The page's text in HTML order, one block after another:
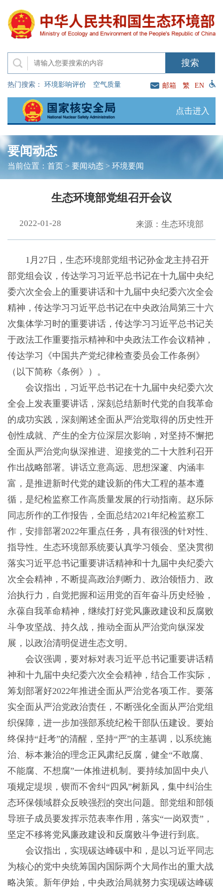
热门搜索： 环境影响评价 空气质量 邮箱 繁 EN
点击进入
要闻动态
当前位置： 首页> 要闻动态 > 环境要闻
生态环境部党组召开会议
2022-01-28 来源：生态环境部
1月27日，生态环境部党组书记孙金龙主持召开
部党组会议，传达学习习近平总书记在十九届中央纪
委六次全会上的重要讲话和十九届中央纪委六次全会
精神，传达学习习近平总书记在中央政治局第三十六
次集体学习时的重要讲话，传达学习习近平总书记关
于政法工作重要指示精神和中央政法工作会议精神，
传达学习《中国共产党纪律检查委员会工作条例》
（以下简称《条例》）。
会议指出，习近平总书记在十九届中央纪委六次
全会上发表重要讲话，深刻总结新时代党的自我革命
的成功实践，深刻阐述全面从严治党取得的历史性开
创性成就、产生的全方位深层次影响，对坚持不懈把
全面从严治党向纵深推进、迎接党的二十大胜利召开
作出战略部署。讲话立意高远、思想深邃、内涵丰
富，是推进新时代党的建设新的伟大工程的基本遵
循，是纪检监察工作高质量发展的行动指南。赵乐际
同志所作的工作报告，全面总结2021年纪检监察工
作，安排部署2022年重点任务，具有很强的针对性、
指导性。生态环境部系统要认真学习领会、坚决贯彻
落实习近平总书记重要讲话精神和十九届中央纪委六
次全会精神，不断提高政治判断力、政治领悟力、政
治执行力，自觉把握和运用党的百年奋斗历史经验，
永葆自我革命精神，继续打好党风廉政建设和反腐败
斗争攻坚战、持久战，推动全面从严治党向纵深发
展，以政治清明促进生态文明。
会议强调，要对标对表习近平总书记重要讲话精
神和十九届中央纪委六次全会精神，结合工作实际，
筹划部署好2022年推进全面从严治党各项工作。要落
实全面从严治党政治责任，不断强化全面从严治党组
织保障，进一步加强部系统纪检干部队伍建设。要始
终保持“赶考”的清醒，坚持“严”的主基调，以系统施
治、标本兼治的理念正风肃纪反腐，健全“不敢腐、
不能腐、不想腐”一体推进机制。要持续加固中央八
项规定堤坝，锲而不舍纠“四风”树新风，集中纠治生
态环保领域群众反映强烈的突出问题。部党组和部领
导班子成员要发挥示范表率作用，落实“一岗双责”，
坚定不移将党风廉政建设和反腐败斗争进行到底。
会议指出，实现碳达峰碳中和，是以习近平同志
为核心的党中央统筹国内国际两个大局作出的重大战
略决策。新年伊始，中央政治局就努力实现碳达峰碳